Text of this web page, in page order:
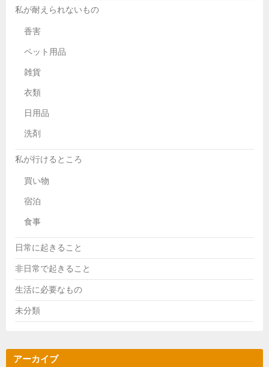
私が耐えられないもの
香害
ペット用品
雑貨
衣類
日用品
洗剤
私が行けるところ
買い物
宿泊
食事
日常に起きること
非日常で起きること
生活に必要なもの
未分類
アーカイブ